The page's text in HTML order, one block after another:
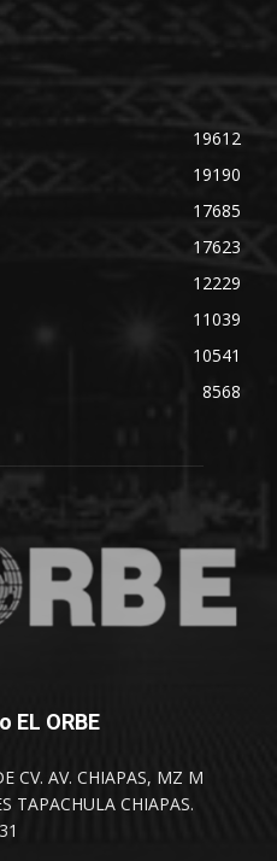
19612
19190
17685
17623
12229
11039
10541
8568
EL ORBE
CV. AV. CHIAPAS, MZ M
TAPACHULA CHIAPAS.